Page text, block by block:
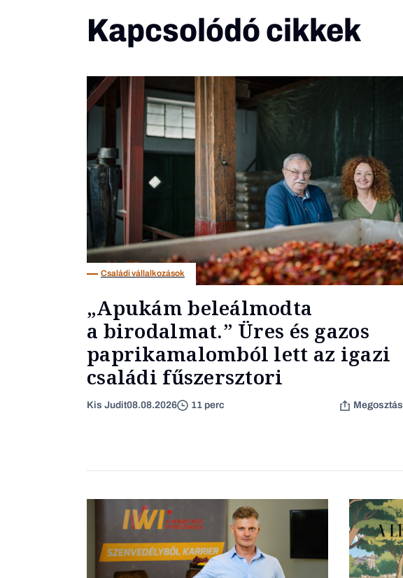
Kapcsolódó cikkek
Családi vállalkozások
„Apukám beleálmodta
a birodalmat.” Üres és gazos
paprikamalomból lett az igazi
családi fűszersztori
Kis Judit08.08.2026 11 perc Megosztás